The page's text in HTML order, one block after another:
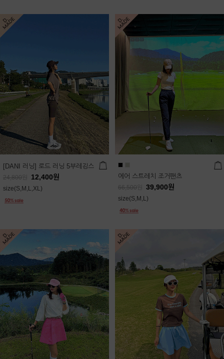
[DANI 러닝] 로드 러닝 5부레깅스
24,800 12,400원
size(S,M,L,XL)
에어 스트레치 조거팬츠
66,500 39,900원
size(S,M,L)